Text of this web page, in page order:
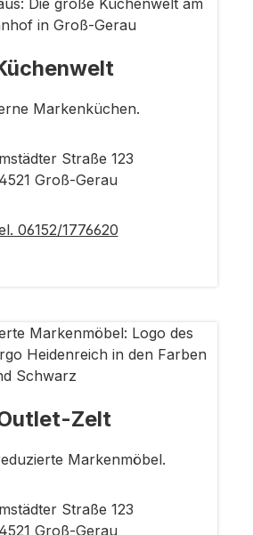
Markenküchen.
Straße 123
Groß-Gerau
06152/1776620
Zelt
Markenmöbel.
Straße 123
Groß-Gerau